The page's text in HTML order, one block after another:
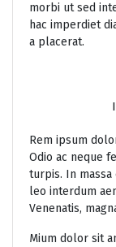
morbi ut sed
hac imperdiet
a placerat.
Rem ipsum
Odio ac neque
turpis. In massa
leo interdum
Venenatis,
Mium dolor sit